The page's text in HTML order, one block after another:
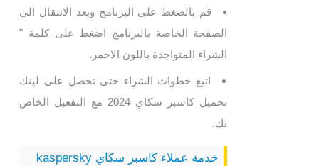
قم بالضغط على البرنامج وبعد الانتقال الى
الصفحة الخاصة بالبرنامج اضغط على كلمة "
الشراء المتواجدة باللون الاحمر.
اتبع خطوات الشراء حتى تحصل على لينك
تحميل كاسبر سكاي 2024 مع التفعيل الخاص
بك.
خدمة عملاء كاسبر سكاي kaspersky